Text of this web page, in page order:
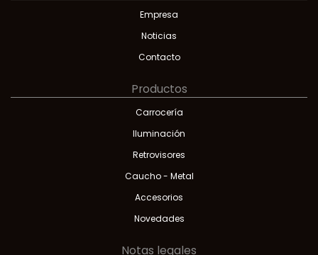
Empresa
Noticias
Contacto
Productos
Carrocería
Iluminación
Retrovisores
Caucho - Metal
Accesorios
Novedades
Notas legales